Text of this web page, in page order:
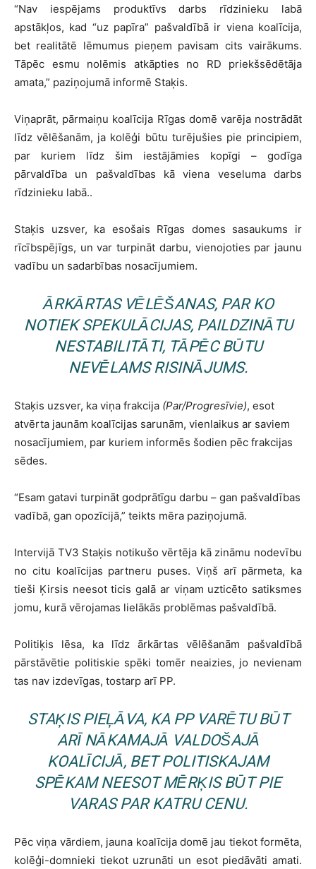
“Nav iespējams produktīvs darbs rīdzinieku labā
apstākļos, kad “uz papīra” pašvaldībā ir viena koalīcija,
bet realitātē lēmumus pieņem pavisam cits vairākums.
Tāpēc esmu nolēmis atkāpties no RD priekšsēdētāja
amata,” paziņojumā informē Staķis.
Viņaprāt, pārmaiņu koalīcija Rīgas domē varēja nostrādāt
līdz vēlēšanām, ja kolēģi būtu turējušies pie principiem,
par kuriem līdz šim iestājāmies kopīgi – godīga
pārvaldība un pašvaldības kā viena veseluma darbs
rīdzinieku labā..
Staķis uzsver, ka esošais Rīgas domes sasaukums ir
rīcībspējīgs, un var turpināt darbu, vienojoties par jaunu
vadību un sadarbības nosacījumiem.
ĀRKĀRTAS VĒLĒŠANAS, PAR KO
NOTIEK SPEKULĀCIJAS, PAILDZINĀTU
NESTABILITĀTI, TĀPĒC BŪTU
NEVĒLAMS RISINĀJUMS.
Staķis uzsver, ka viņa frakcija (Par/Progresīvie), esot
atvērta jaunām koalīcijas sarunām, vienlaikus ar saviem
nosacījumiem, par kuriem informēs šodien pēc frakcijas
sēdes.
“Esam gatavi turpināt godprātīgu darbu – gan pašvaldības
vadībā, gan opozīcijā,” teikts mēra paziņojumā.
Intervijā TV3 Staķis notikušo vērtēja kā zināmu nodevību
no citu koalīcijas partneru puses. Viņš arī pārmeta, ka
tieši Ķirsis neesot ticis galā ar viņam uzticēto satiksmes
jomu, kurā vērojamas lielākās problēmas pašvaldībā.
Politiķis lēsa, ka līdz ārkārtas vēlēšanām pašvaldībā
pārstāvētie politiskie spēki tomēr neaizies, jo nevienam
tas nav izdevīgas, tostarp arī PP.
STAĶIS PIEĻĀVA, KA PP VARĒTU BŪT
ARĪ NĀKAMAJĀ VALDOŠAJĀ
KOALĪCIJĀ, BET POLITISKAJAM
SPĒKAM NEESOT MĒRĶIS BŪT PIE
VARAS PAR KATRU CENU.
Pēc viņa vārdiem, jauna koalīcija domē jau tiekot formēta,
kolēģi-domnieki tiekot uzrunāti un esot piedāvāti amati.